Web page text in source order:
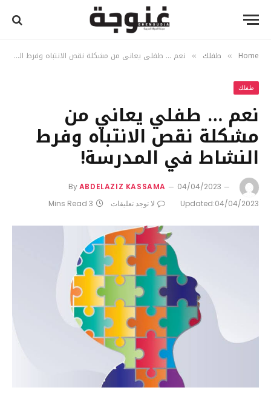
Home
» طفلك » نعم … طفلي يعاني من مشكلة نقص الانتباه وفرط النشاط في المدرسة!
طفلك
نعم … طفلي يعاني من
مشكلة نقص الانتباه وفرط
النشاط في المدرسة!
ByABDELAZIZ KASSAMA
04/04/2023
Updated:04/04/2023 لا توجد تعليقات 3 Mins Read